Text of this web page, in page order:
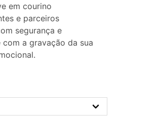
em courino
e parceiros
segurança e
a gravação da sua